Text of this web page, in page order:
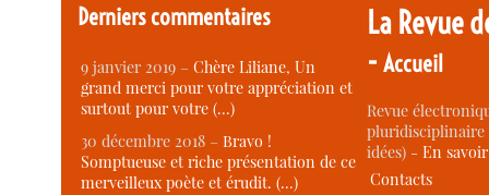
Derniers commentaires
9 janvier 2019 –Chère Liliane, Un
grand merci pour votre appréciation et
surtout pour votre (…)
30 décembre 2018 –Bravo !
Somptueuse et riche présentation de ce
merveilleux poète et érudit. (…)
La Revue
-Accueil
Revue
idées) -En
Contacts